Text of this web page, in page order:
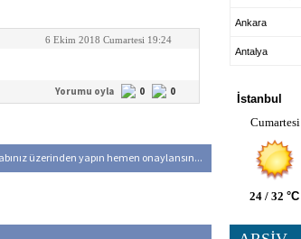
6 Ekim 2018 Cumartesi 19:24
Yorumu oyla 0 0
üzerinden yapın hemen onaylansın...
Ankara
Antalya
İstanbul
Cumartesi
24 / 32 °C